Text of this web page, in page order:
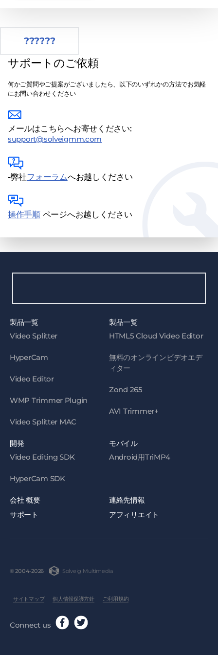
??????
サポートのご依頼
何かご質問やご提案がございましたら、以下のいずれかの方法でお気軽
にお問い合わせください
メールはこちらへお寄せください:
support@solveigmm.com
-弊社フォーラムへお越しください
操作手順ページへお越しください
製品一覧
Video Splitter
HyperCam
Video Editor
WMP Trimmer Plugin
Video Splitter MAC
製品一覧
HTML5 Cloud Video Editor
無料のオンラインビデオエデ
ィター
Zond 265
AVI Trimmer+
開発
Video Editing SDK
HyperCam SDK
モバイル
Android用TriMP4
会社 概要
連絡先情報
サポート
アフィリエイト
© 2004-2026 Solveig Multimedia
サイトマップ 個人情報保護方針 ご利用規約
Connect us